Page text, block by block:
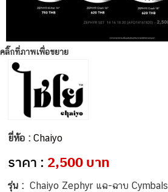
คลิ๊กที่ภาพเพื่อขยาย
ยี่ห้อ :Chaiyo
ราคา : 2,500 บาท
รุ่น :Chaiyo Zephyr แฉ-ฉาบ Cymbals